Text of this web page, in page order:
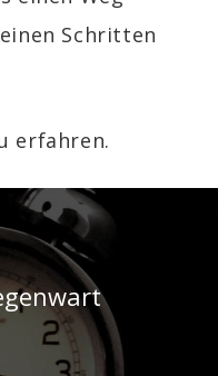
Schritten
erfahren.